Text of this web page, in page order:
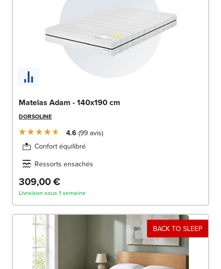
Matelas Adam - 140x190 cm
DORSOLINE
4.6 99 avis
Confort équilibré
Ressorts ensachés
309,00 €
Livraison sous 1 semaine
BACK TO SLEEP